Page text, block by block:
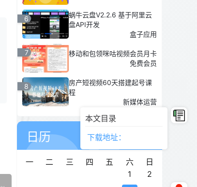
本文目录
下载地址：
6
蜗牛云盘V2.2.6 基于阿里云
盘API开发
盒子应用
7
移动和包领咪咕视频会员月卡
免费会员
8
房产短视频60天搭建起号课
程
新媒体运营
日历
星期六
一 二 三 四 五 六
日
1
2